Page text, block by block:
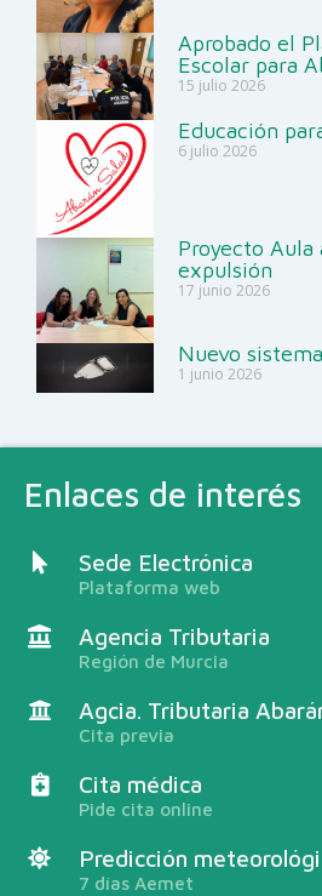
Enlaces de interés
Sede Electrónica
Plataforma web
Agencia Tributaria
Región de Murcia
Agcia. Tributaria
Cita previa
Cita médica
Pide cita online
Predicción
7 días Aemet
Aprobado el
Escolar para
15 julio 2026
Educación
6 julio 2026
Proyecto
expulsión
17 junio 2026
Nuevo
1 junio 2026